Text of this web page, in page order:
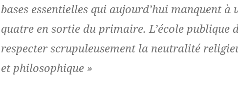
bases essentielles qui aujourd’hui manquent à
quatre en sortie du primaire. L’école publique
respecter scrupuleusement la neutralité
et philosophique »